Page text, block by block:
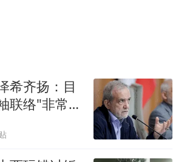
希齐扬：目
联络"非常困